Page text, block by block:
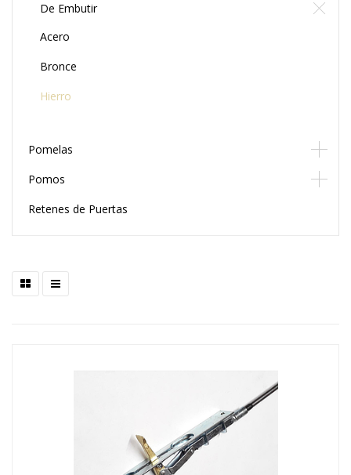
De Embutir
Acero
Bronce
Hierro
Pomelas
Pomos
Retenes de Puertas